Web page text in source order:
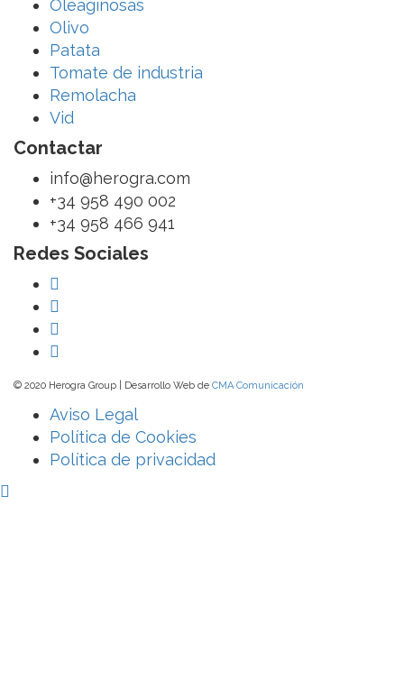
Oleaginosas
Olivo
Patata
Tomate de industria
Remolacha
Vid
Contactar
info@herogra.com
+34 958 490 002
+34 958 466 941
Redes Sociales
© 2020 Herogra Group | Desarrollo Web de CMA Comunicación
Aviso Legal
Política de Cookies
Política de privacidad